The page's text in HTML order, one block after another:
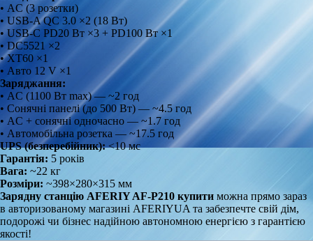
• AC (3 розетки)
• USB-A QC 3.0 ×2 (18 Вт)
• USB-C PD20 Вт ×3 + PD100 Вт ×1
• DC5521 ×2
• XT60 ×1
• Авто 12 V ×1
Заряджання:
• AC (1100 Вт max) — ~2 год
• Сонячні панелі (до 500 Вт) — ~4.5 год
• AC + сонячні одночасно — ~1.7 год
• Автомобільна розетка — ~17.5 год
UPS (безперебійник):<10 мс
Гарантія: 5 років
Вага: ~22 кг
Розміри: ~398×280×315 мм
Зарядну станцію AFERIY AF‑P210 купити можна прямо зараз
в авторизованому магазині AFERIYUA та забезпечте свій дім,
подорожі чи бізнес надійною автономною енергією з гарантією
якості!